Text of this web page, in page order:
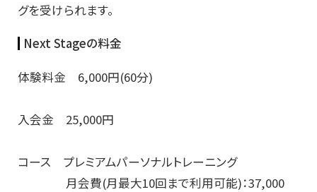
グを受けられます。
Next Stageの料金
体験料金 6,000円(60分)
入会金 25,000円
コース プレミアムパーソナルトレーニング
月会費(月最大10回まで利用可能)：37,000